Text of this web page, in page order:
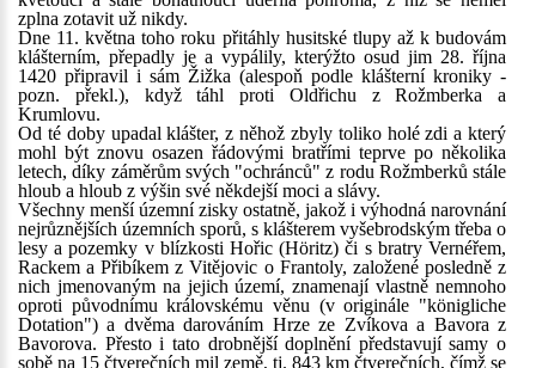
zplna zotavit už nikdy.
Dne 11. května toho roku přitáhly husitské tlupy až k budovám
klášterním, přepadly je a vypálily, kterýžto osud jim 28. října
1420 připravil i sám Žižka (alespoň podle klášterní kroniky -
pozn. překl.), když táhl proti Oldřichu z Rožmberka a
Krumlovu.
Od té doby upadal klášter, z něhož zbyly toliko holé zdi a který
mohl být znovu osazen řádovými bratřími teprve po několika
letech, díky záměrům svých "ochránců" z rodu Rožmberků stále
hloub a hloub z výšin své někdejší moci a slávy.
Všechny menší územní zisky ostatně, jakož i výhodná narovnání
nejrůznějších územních sporů, s klášterem vyšebrodským třeba o
lesy a pozemky v blízkosti Hořic (Höritz) či s bratry Vernéřem,
Rackem a Přibíkem z Vitějovic o Frantoly, založené posledně z
nich jmenovaným na jejich území, znamenají vlastně nemnoho
oproti původnímu královskému věnu (v originále "königliche
Dotation") a dvěma darováním Hrze ze Zvíkova a Bavora z
Bavorova. Přesto i tato drobnější doplnění představují samy o
sobě na 15 čtverečních mil země, tj. 843 km čtverečních, čímž se